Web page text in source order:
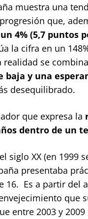
muestra una
que,
4% (5,7 puntos
la cifra en un
realidad se
y una
desequilibrado.
que expresa la
dentro de un
siglo XX (en 1999
presentaba
Es a partir del
que
entre 2003 y